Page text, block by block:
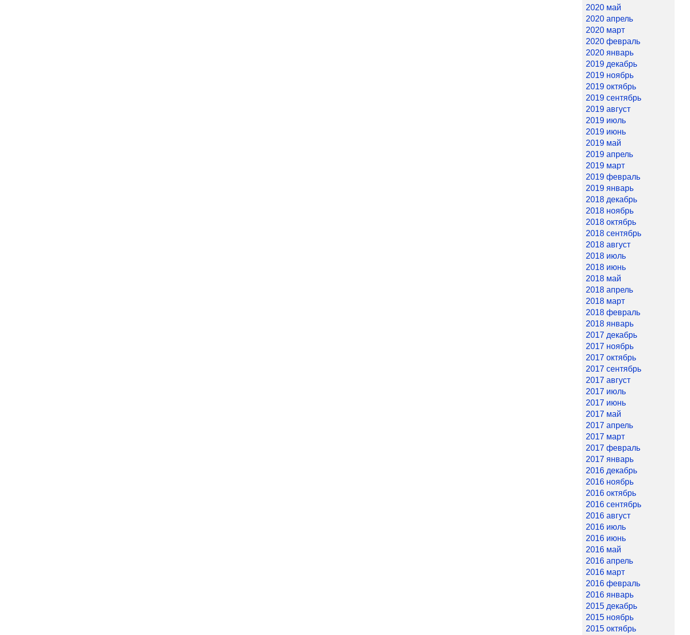
2020 май
2020 апрель
2020 март
2020 февраль
2020 январь
2019 декабрь
2019 ноябрь
2019 октябрь
2019 сентябрь
2019 август
2019 июль
2019 июнь
2019 май
2019 апрель
2019 март
2019 февраль
2019 январь
2018 декабрь
2018 ноябрь
2018 октябрь
2018 сентябрь
2018 август
2018 июль
2018 июнь
2018 май
2018 апрель
2018 март
2018 февраль
2018 январь
2017 декабрь
2017 ноябрь
2017 октябрь
2017 сентябрь
2017 август
2017 июль
2017 июнь
2017 май
2017 апрель
2017 март
2017 февраль
2017 январь
2016 декабрь
2016 ноябрь
2016 октябрь
2016 сентябрь
2016 август
2016 июль
2016 июнь
2016 май
2016 апрель
2016 март
2016 февраль
2016 январь
2015 декабрь
2015 ноябрь
2015 октябрь